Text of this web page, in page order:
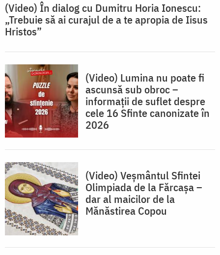
(Video) În dialog cu Dumitru Horia Ionescu:
„Trebuie să ai curajul de a te apropia de Iisus
Hristos”
(Video) Lumina nu poate fi
ascunsă sub obroc –
informații de suflet despre
cele 16 Sfinte canonizate în
2026
(Video) Veșmântul Sfintei
Olimpiada de la Fărcașa –
dar al maicilor de la
Mănăstirea Copou